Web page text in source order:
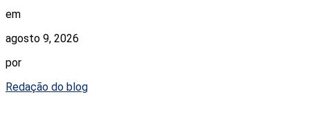
em
agosto 9, 2026
por
Redação do blog